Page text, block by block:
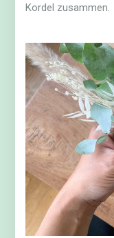
Kordel zusammen.